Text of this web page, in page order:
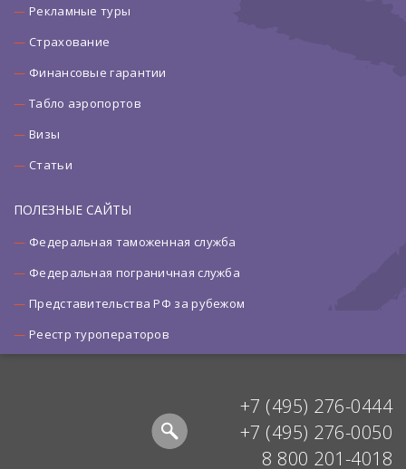
Рекламные туры
Страхование
Финансовые гарантии
Табло аэропортов
Визы
Статьи
ПОЛЕЗНЫЕ САЙТЫ
Федеральная таможенная служба
Федеральная пограничная служба
Представительства РФ за рубежом
Реестр туроператоров
+7 (495) 276-0444
+7 (495) 276-0050
8 800 201-4018